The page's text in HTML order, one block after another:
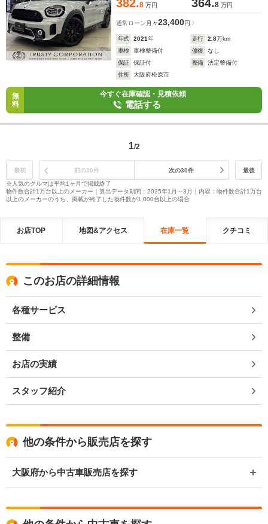
382.8 万円 364.8 万円
通常ローン 月々23,400円
年式 2021年 走行 2.8万km
車検
車検整備付 修復
なし
保証
保証付 整備
法定整備付
住所
大阪府松原市
無
料
今すぐ在庫確認・見積依頼
電話する
1/2
最初 前の30件 次の30件
最後
※人気のクルマは平均1ヶ月で掲載終了
物件数合計1万台以上のメーカー｜算出データ期間：2025年1月～3月｜内容：物件数合計1万台
以上のメーカーのうち、掲載が終了した物件数が1,000台以上の場合
お店TOP 地図&アクセス 在庫一覧 クチコミ
このお店の詳細情報
各種サービス
整備
お店の実績
スタッフ紹介
他の条件から販売店を探す
大阪府から中古車販売店を探す